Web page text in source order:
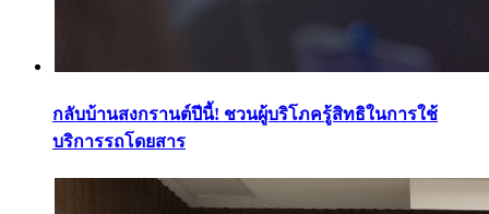
กลับบ้านสงกรานต์ปีนี้! ชวนผู้บริโภครู้สิทธิในการใช้
บริการรถโดยสาร